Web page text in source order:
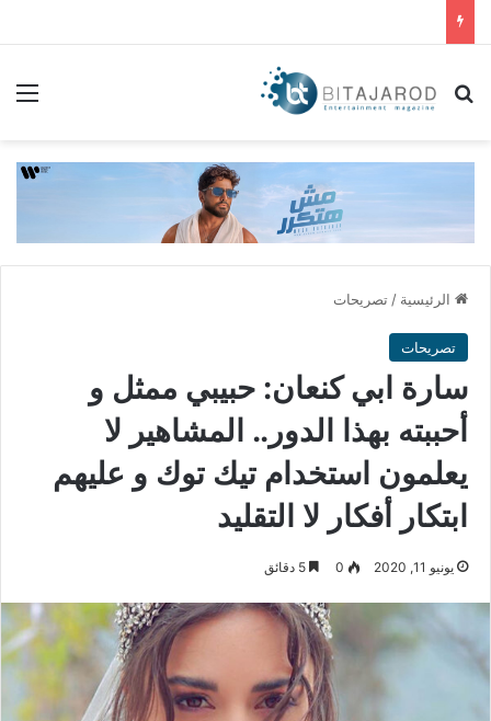
بحث عن
الرئيسية / تصريحات
تصريحات
سارة ابي كنعان: حبيبي ممثل و
أحببته بهذا الدور.. المشاهير لا
يعلمون استخدام تيك توك و عليهم
ابتكار أفكار لا التقليد
يونيو 11, 2020 0